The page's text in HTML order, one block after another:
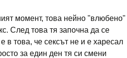
момент, това нейно "влюбено"
След това тя започна да се
в това, че сексът не и е харесал
за един ден тя си смени